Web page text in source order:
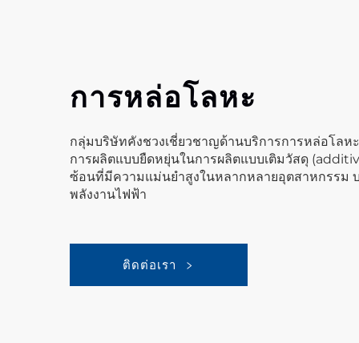
การหล่อโลหะ
กลุ่มบริษัทคังชวงเชี่ยวชาญด้านบริการการหล่อโลห
การผลิตแบบยืดหยุ่นในการผลิตแบบเติมวัสดุ
ซ้อนที่มีความแม่นยำสูงในหลากหลายอุตสาหกรรม บ
พลังงานไฟฟ้า
ติดต่อเรา